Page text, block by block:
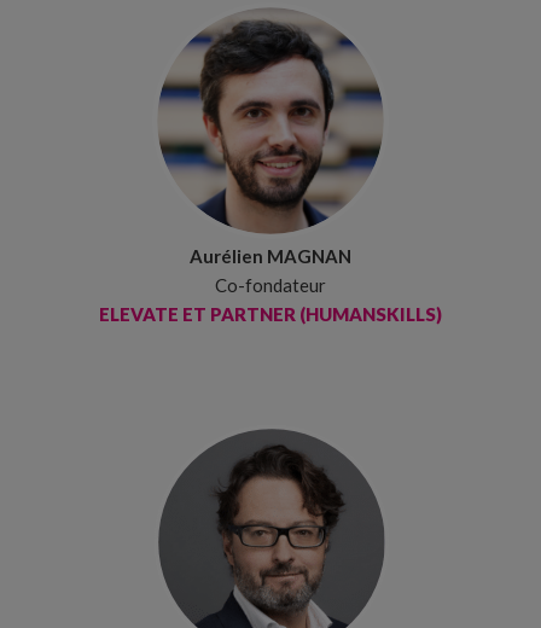
Aurélien MAGNAN
Co-fondateur
ELEVATE ET PARTNER (HUMANSKILLS)